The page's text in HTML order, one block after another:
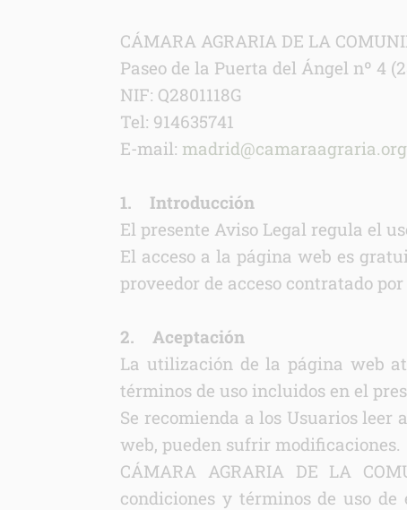
CÁMARA AGRARIA DE LA
Paseo de la Puerta del Ángel nº 4
NIF: Q2801118G
Tel: 914635741
E-mail: madrid@camaraagraria.org
1. Introducción
El presente Aviso Legal regula el
El acceso a la página web es
proveedor de acceso contratado
2. Aceptación
La utilización de la página web
términos de uso incluidos en el
Se recomienda a los Usuarios leer
web, pueden sufrir modificaciones.
CÁMARA AGRARIA DE LA
condiciones y términos de uso